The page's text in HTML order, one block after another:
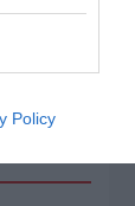
Policy